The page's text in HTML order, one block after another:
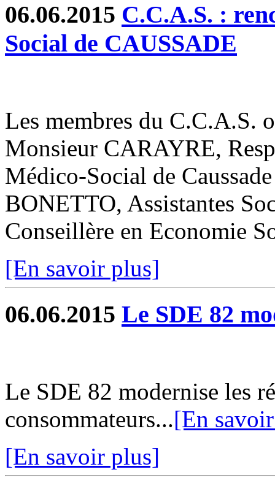
06.06.2015 C.C.A.S. :
Social de CAUSSADE
Les membres du C.C.A.S.
Monsieur CARAYRE,
Médico-Social de
BONETTO, Assistantes
Conseillère en Economie
[En savoir plus]
06.06.2015 Le SDE 82
Le SDE 82 modernise les
consommateurs...[En
[En savoir plus]